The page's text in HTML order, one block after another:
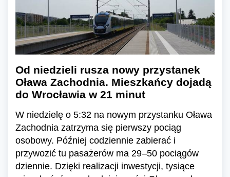
Od niedzieli rusza nowy przystanek
Oława Zachodnia. Mieszkańcy dojadą
do Wrocławia w 21 minut
W niedzielę o 5:32 na nowym przystanku Oława
Zachodnia zatrzyma się pierwszy pociąg
osobowy. Później codziennie zabierać i
przywozić tu pasażerów ma 29–50 pociągów
dziennie. Dzięki realizacji inwestycji, tysiące